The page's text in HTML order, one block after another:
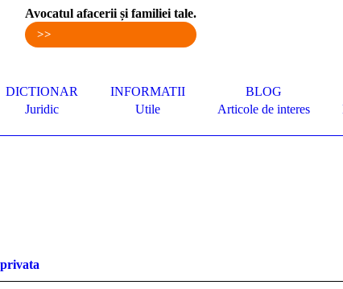
Avocatul afacerii și familiei tale.
>>
DICTIONAR
Juridic
INFORMATII
Utile
BLOG
Articole de interes